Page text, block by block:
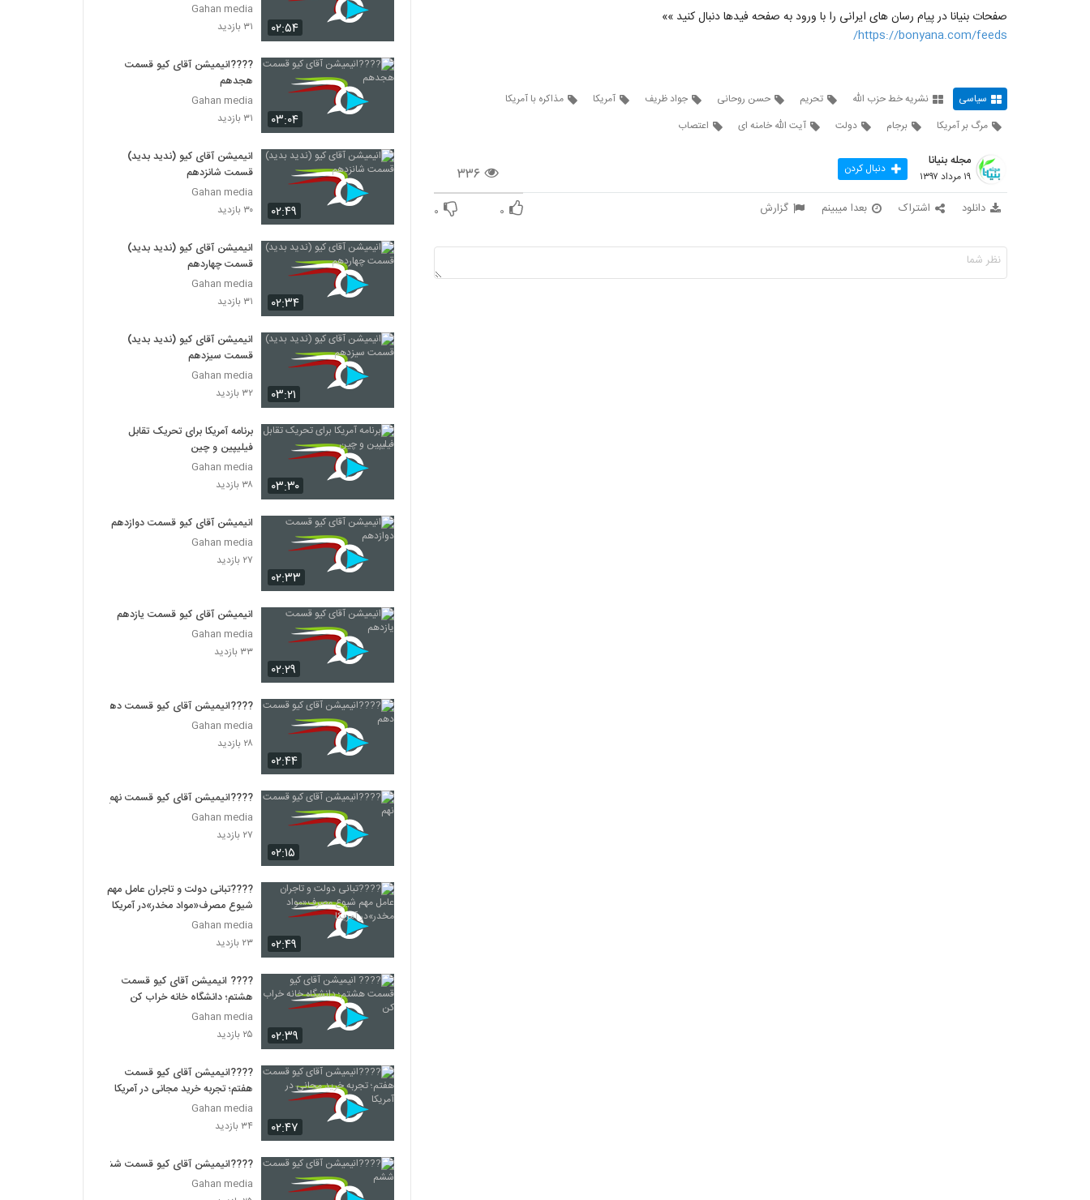
صفحات بنیانا در پیام رسان های ایرانی را با ورود به صفحه فیدها دنبال کنید »»
https://bonyana.com/feeds/
سیاسی نشریه خط حزب الله تحریم حسن روحانی جواد ظریف آمریکا
مذاکره با آمریکا
مرگ بر آمریکا
برجام دولت آیت الله خامنه ای اعتصاب
۳۳۶
مجله بنیانا
۱۹ مرداد ۱۳۹۷ دنبال کردن
دانلود اشتراک بعدا میبینم گزارش ۰ ۰
۰۲:۵۴
Gahan media
۳۱ بازدید
۰۳:۰۴
????️انیمیشن آقای کیو قسمت
هجدهم
Gahan media
۳۱ بازدید
۰۲:۴۹
انیمیشن آقای کیو (ندید بدید)
قسمت شانزدهم
Gahan media
۳۰ بازدید
۰۲:۳۴
انیمیشن آقای کیو (ندید بدید)
قسمت چهاردهم
Gahan media
۳۱ بازدید
۰۳:۲۱
انیمیشن آقای کیو (ندید بدید)
قسمت سیزدهم
Gahan media
۳۲ بازدید
۰۳:۳۰
برنامه آمریکا برای تحریک تقابل
فیلیپین و چین
Gahan media
۳۸ بازدید
۰۲:۳۳
انیمیشن آقای کیو قسمت دوازدهم
Gahan media
۲۷ بازدید
۰۲:۲۹
انیمیشن آقای کیو قسمت یازدهم
Gahan media
۳۳ بازدید
۰۲:۴۴
????انیمیشن آقای کیو قسمت دهم
Gahan media
۲۸ بازدید
۰۲:۱۵
????انیمیشن آقای کیو قسمت نهم
Gahan media
۲۷ بازدید
۰۲:۴۹
????تبانی دولت و تاجران عامل مهم
شیوع مصرف«مواد مخدر»در آمریکا
Gahan media
۲۳ بازدید
۰۲:۳۹
???? انیمیشن آقای کیو قسمت
هشتم؛ دانشگاه خانه خراب کن
Gahan media
۲۵ بازدید
۰۲:۴۷
????انیمیشن آقای کیو قسمت
هفتم؛ تجربه خرید مجانی در آمریکا
Gahan media
۳۴ بازدید
????انیمیشن آقای کیو قسمت ششم
Gahan media